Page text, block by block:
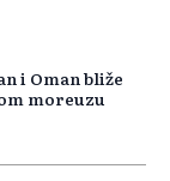
i Oman bliže
moreuzu